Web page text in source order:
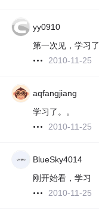
yy0910
第一次见，学习了
2010-11-25
aqfangjiang
学习了。。
2010-11-25
BlueSky4014
刚开始看，学习
2010-11-25